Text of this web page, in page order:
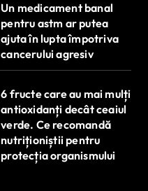
Un medicament banal
pentru astm ar putea
ajuta în lupta împotriva
cancerului agresiv
6 fructe care au mai mulți
antioxidanți decât ceaiul
verde. Ce recomandă
nutriționiștii pentru
protecția organismului